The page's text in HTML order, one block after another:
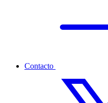
Contacto